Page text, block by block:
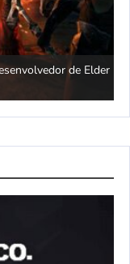
de Elder